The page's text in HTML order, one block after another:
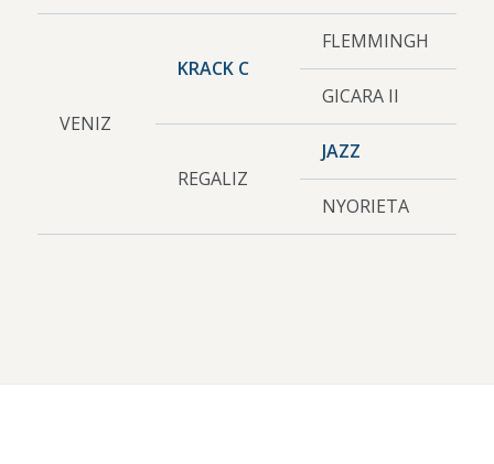
VENIZ
KRACK C
FLEMMINGH
GICARA II
REGALIZ
JAZZ
NYORIETA